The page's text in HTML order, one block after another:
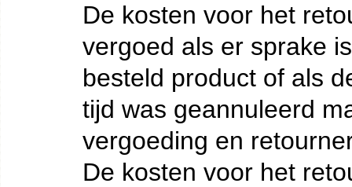
De kosten voor het
vergoed als er sprake
besteld product of als
tijd was geannuleerd
vergoeding en
De kosten voor het